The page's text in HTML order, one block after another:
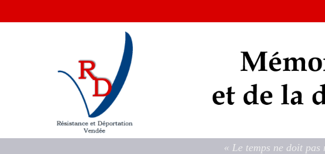
au
« Le temps ne doit